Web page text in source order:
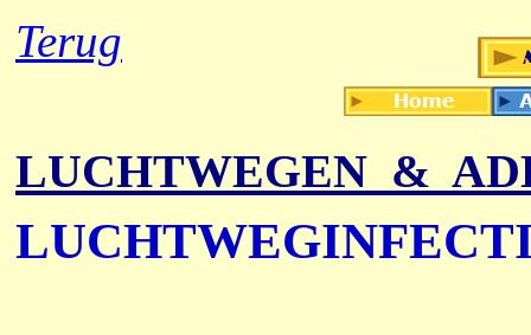
Terug
LUCHTWEGEN &